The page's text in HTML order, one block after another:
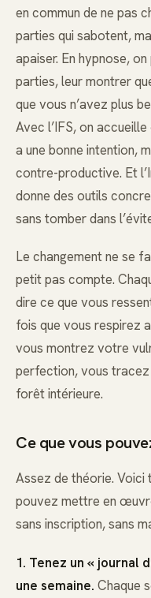
en commun de ne pas
parties qui sabotent,
apaiser. En hypnose,
parties, leur montrer
que vous n’avez plus
Avec l’IFS, on
a une bonne intention,
contre-productive. Et
donne des outils
sans tomber dans
Le changement ne se
petit pas compte.
dire ce que vous
fois que vous respirez
vous montrez votre
perfection, vous tracez
forêt intérieure.
Ce que vous
Assez de théorie.
pouvez mettre en
sans inscription, sans
1. Tenez un « journal
une semaine. Chaque